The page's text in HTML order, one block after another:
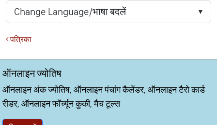
पत्रिका
ऑनलाइन ज्योतिष
ऑनलाइन अंक ज्योतिष, ऑनलाइन पंचांग कैलेंडर, ऑनलाइन टैरो कार्ड
रीडर, ऑनलाइन फॉर्च्यून कुकी, मैच टूल्स